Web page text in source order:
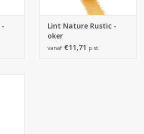
Lint Nature Rustic -
oker
vanaf €11,71 p.st.